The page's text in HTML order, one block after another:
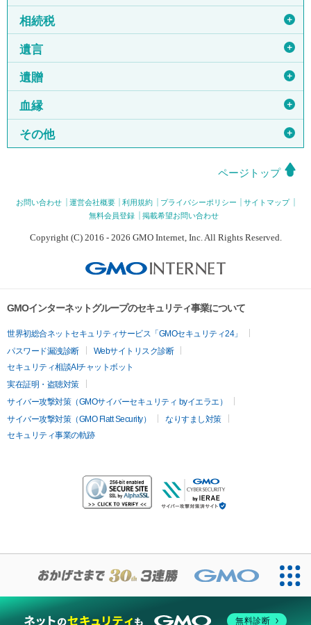
相続税 ＋
遺言 ＋
遺贈 ＋
血縁 ＋
その他 ＋
ページトップ
お問い合わせ 運営会社概要 利用規約 プライバシーポリシー
サイトマップ
無料会員登録
掲載希望お問い合わせ
Copyright (C) 2016 - 2026 GMO Internet, Inc. All Rights Reserved.
GMOインターネットグループのセキュリティ事業について
世界初総合ネットセキュリティサービス「GMOセキュリティ24」
パスワード漏洩診断
Webサイトリスク診断
セキュリティ相談AIチャットボット
実在証明・盗聴対策
サイバー攻撃対策（GMOサイバーセキュリティ byイエラエ）
サイバー攻撃対策（GMO Flatt Security）
なりすまし対策
セキュリティ事業の軌跡
無料診断